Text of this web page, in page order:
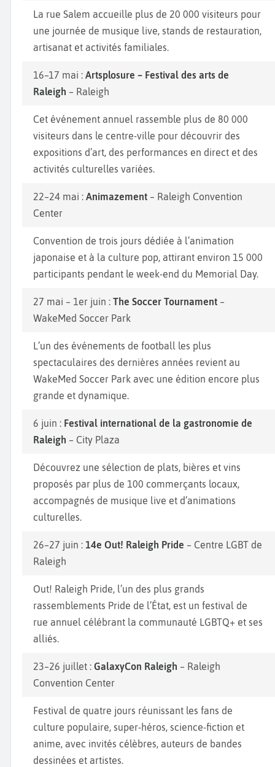
La rue Salem accueille plus de 20 000 visiteurs pour
une journée de musique live, stands de restauration,
artisanat et activités familiales.
16–17 mai : Artsplosure – Festival des arts de
Raleigh – Raleigh
Cet événement annuel rassemble plus de 80 000
visiteurs dans le centre-ville pour découvrir des
expositions d’art, des performances en direct et des
activités culturelles variées.
22–24 mai : Animazement – Raleigh Convention
Center
Convention de trois jours dédiée à l’animation
japonaise et à la culture pop, attirant environ 15 000
participants pendant le week-end du Memorial Day.
27 mai – 1er juin : The Soccer Tournament –
WakeMed Soccer Park
L’un des événements de football les plus
spectaculaires des dernières années revient au
WakeMed Soccer Park avec une édition encore plus
grande et dynamique.
6 juin : Festival international de la gastronomie de
Raleigh – City Plaza
Découvrez une sélection de plats, bières et vins
proposés par plus de 100 commerçants locaux,
accompagnés de musique live et d’animations
culturelles.
26–27 juin : 14e Out! Raleigh Pride – Centre LGBT de
Raleigh
Out! Raleigh Pride, l’un des plus grands
rassemblements Pride de l’État, est un festival de
rue annuel célébrant la communauté LGBTQ+ et ses
alliés.
23–26 juillet : GalaxyCon Raleigh – Raleigh
Convention Center
Festival de quatre jours réunissant les fans de
culture populaire, super-héros, science-fiction et
anime, avec invités célèbres, auteurs de bandes
dessinées et artistes.